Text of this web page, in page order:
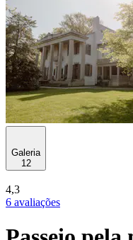
Galeria
12
4,3
6 avaliações